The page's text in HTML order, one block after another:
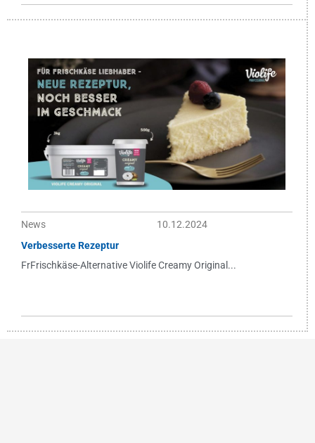
News
10.12.2024
Verbesserte Rezeptur
FrFrischkäse-Alternative Violife Creamy Original...